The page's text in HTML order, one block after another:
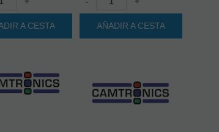
A CESTA AÑADIR A CESTA